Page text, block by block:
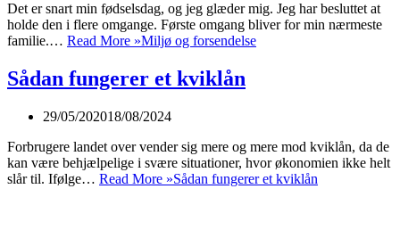
Det er snart min fødselsdag, og jeg glæder mig. Jeg har besluttet at
holde den i flere omgange. Første omgang bliver for min nærmeste
familie.… Read More »Miljø og forsendelse
Sådan fungerer et kviklån
29/05/202018/08/2024
Forbrugere landet over vender sig mere og mere mod kviklån, da de
kan være behjælpelige i svære situationer, hvor økonomien ikke helt
slår til. Ifølge… Read More »Sådan fungerer et kviklån